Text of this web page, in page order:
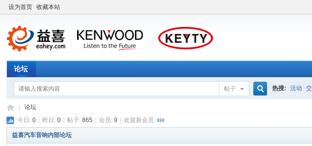
设为首页 收藏本站
论坛
帖子 热搜: 活动
论坛
今日:0 昨日:0 帖子:865 会员:9 欢迎新会员:xie
益喜汽车音响内部论坛